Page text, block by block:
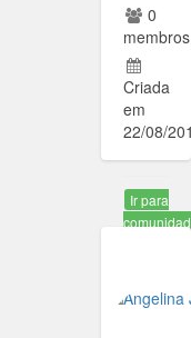
0
membros
Criada
em
22/08/
Ir para